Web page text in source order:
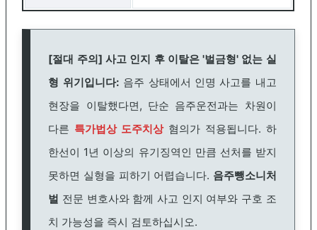
[절대 주의] 사고 인지 후 이탈은 '벌금형' 없는 실
형 위기입니다: 음주 상태에서 인명 사고를 내고
현장을 이탈했다면, 단순 음주운전과는 차원이
다른 특가법상 도주치상혐의가 적용됩니다. 하
한선이 1년 이상의 유기징역인 만큼 선처를 받지
못하면 실형을 피하기 어렵습니다. 음주뺑소니처
벌 전문 변호사와 함께 사고 인지 여부와 구호 조
치 가능성을 즉시 검토하십시오.